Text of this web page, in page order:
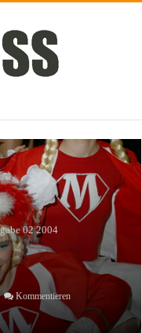
02 2004
Kommentieren